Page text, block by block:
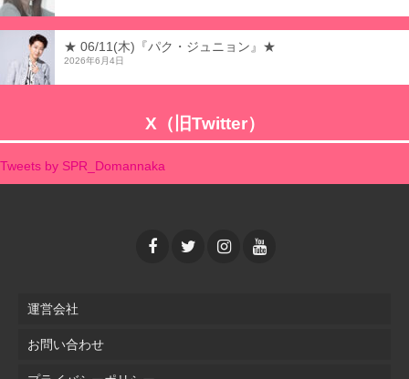
★ 06/11(木)『パク・ジュニョン』★
2026年6月4日
X（旧Twitter）
Tweets by SPR_Domannaka
運営会社
お問い合わせ